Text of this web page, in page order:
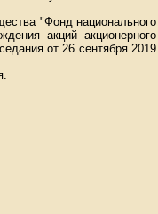
"Фонд национального
акций акционерного
от 26 сентября 2019